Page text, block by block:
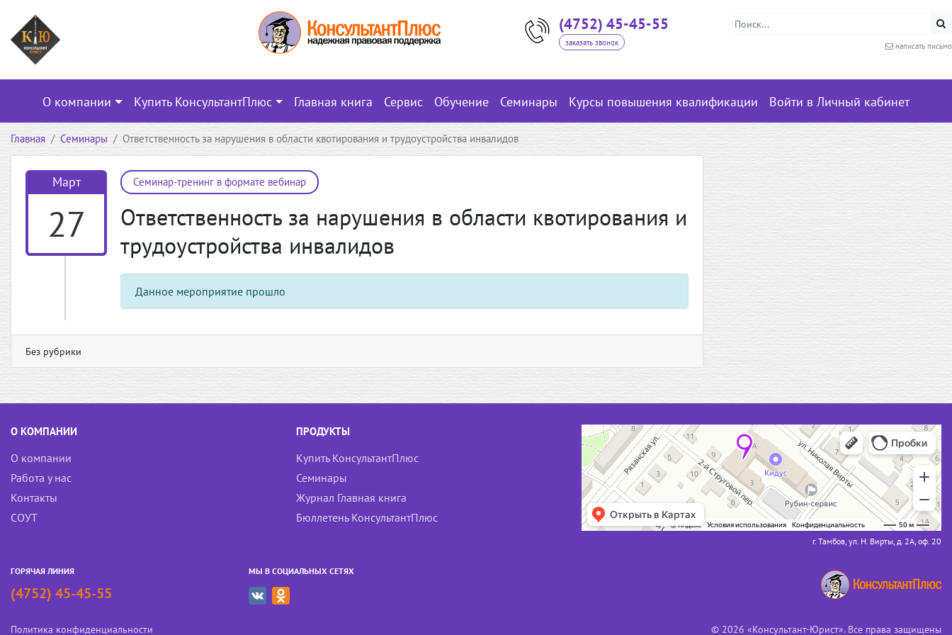
(4752) 45-45-55
заказать звонок написать письмо
О компании Купить КонсультантПлюс Главная книга Сервис Обучение Семинары Курсы повышения квалификации Войти в Личный кабинет
Главная Семинары Ответственность за нарушения в области квотирования и трудоустройства инвалидов
Март
27
Семинар-тренинг в формате вебинар
Ответственность за нарушения в области квотирования и
трудоустройства инвалидов
Данное мероприятие прошло
Без рубрики
О КОМПАНИИ
О компании
Работа у нас
Контакты
СОУТ
ПРОДУКТЫ
Купить КонсультантПлюс
Семинары
Журнал Главная книга
Бюллетень КонсультантПлюс
г. Тамбов, ул. Н. Вирты, д. 2А, оф. 20
ГОРЯЧАЯ ЛИНИЯ
(4752) 45-45-55
МЫ В СОЦИАЛЬНЫХ СЕТЯХ
Политика конфиденциальности © 2026 «Консультант-Юрист». Все права защищены